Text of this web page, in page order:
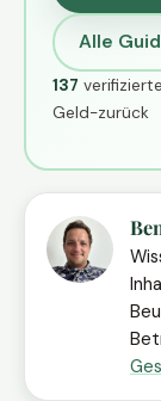
Alle
137
Geld-zurück